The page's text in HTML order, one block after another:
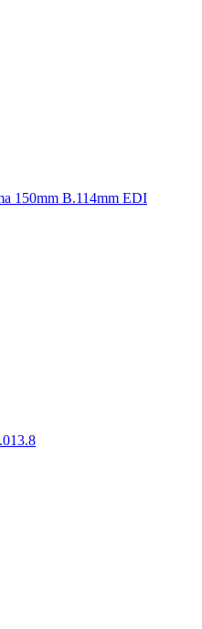
150mm B.114mm EDI